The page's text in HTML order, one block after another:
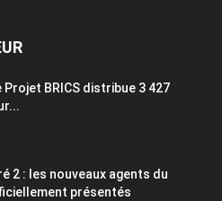
Projet BRICS distribue 3 427
2 : les nouveaux agents du
présentés